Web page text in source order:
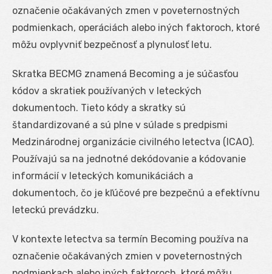
označenie očakávaných zmen v poveternostných
podmienkach, operáciách alebo iných faktoroch, ktoré
môžu ovplyvniť bezpečnosť a plynulosť letu.
Skratka BECMG znamená Becoming a je súčasťou
kódov a skratiek používaných v leteckých
dokumentoch. Tieto kódy a skratky sú
štandardizované a sú plne v súlade s predpismi
Medzinárodnej organizácie civilného letectva (ICAO).
Používajú sa na jednotné dekódovanie a kódovanie
informácií v leteckých komunikáciách a
dokumentoch, čo je kľúčové pre bezpečnú a efektívnu
leteckú prevádzku.
V kontexte letectva sa termín Becoming používa na
označenie očakávaných zmien v poveternostných